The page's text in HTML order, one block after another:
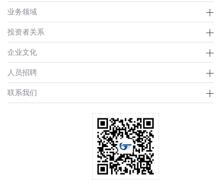
业务领域
投资者关系
企业文化
人员招聘
联系我们